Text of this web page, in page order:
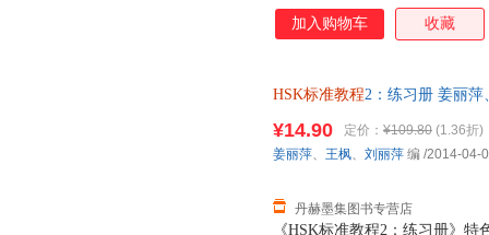
扩展，凸显提示。 再现教学过
可操作的方法性教学指导。 补
加入购物车 收藏
HSK标准教程2：练习册 姜丽萍
《HSK标准教程2：练习册》
¥14.90 定价： ¥109.80 (1.36折)
丹赫墨集图书专营店
姜丽萍、 王枫、 刘丽萍 编 /2014-04-